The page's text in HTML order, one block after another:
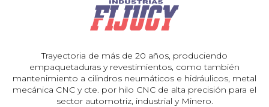
Trayectoria de más de 20 años, produciendo
empaquetaduras y revestimientos, como también
mantenimiento a cilindros neumáticos e hidráulicos, metal
mecánica CNC y cte. por hilo CNC de alta precisión para el
sector automotriz, industrial y Minero.